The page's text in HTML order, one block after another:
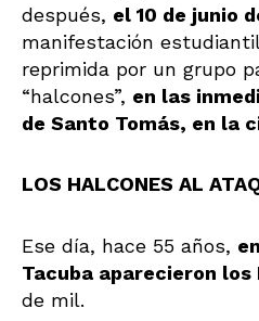
después, el 10 de junio
manifestación
reprimida por un grupo
“halcones”, en las
de Santo Tomás, en la
LOS HALCONES AL
Ese día, hace 55 años,
Tacuba aparecieron los
de mil.